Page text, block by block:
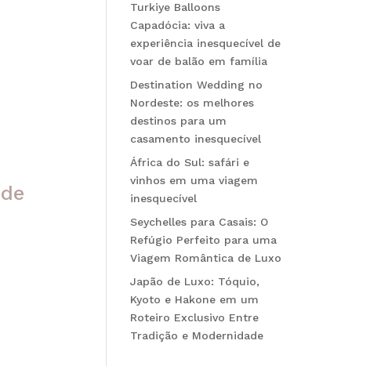
Turkiye Balloons
Capadócia: viva a
experiência inesquecível de
voar de balão em família
Destination Wedding no
Nordeste: os melhores
destinos para um
casamento inesquecível
África do Sul: safári e
vinhos em uma viagem
inesquecível
Seychelles para Casais: O
Refúgio Perfeito para uma
Viagem Romântica de Luxo
Japão de Luxo: Tóquio,
Kyoto e Hakone em um
Roteiro Exclusivo Entre
Tradição e Modernidade